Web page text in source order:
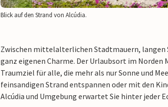
Blick auf den Strand von Alcúdia.
Zwischen mittelalterlichen Stadtmauern,
ganz eigenen Charme. Der Urlaubsort im
Traumziel für alle, die mehr als nur Sonne und
feinsandigen Strand entspannen oder mit den
Alcúdia und Umgebung erwartet Sie hinter jeder